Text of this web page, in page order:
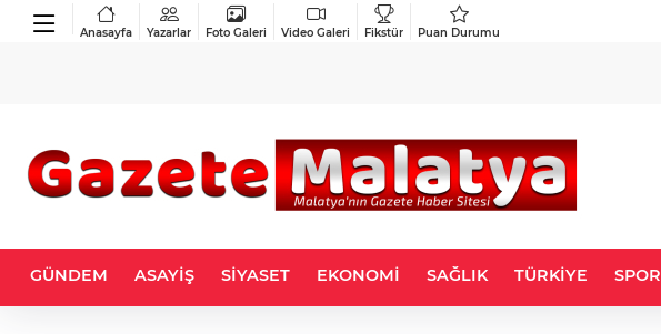
Anasayfa Yazarlar Foto Galeri Video Galeri Fikstür Puan Durumu
GÜNDEM ASAYİŞ SİYASET EKONOMİ SAĞLIK TÜRKİYE SPOR